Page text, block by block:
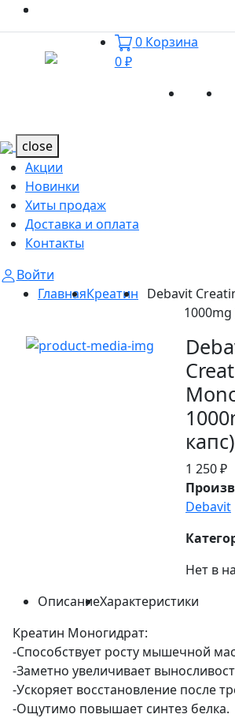
0 Корзина
0 ₽
Акции
close
Акции
Новинки
Хиты продаж
Доставка и оплата
Контакты
Войти
ГлавнаяКреатин Debavit
1000mg
капс)
1 250 ₽
Debavit
Нет в
ОписаниеХарактеристики
Креатин Моногидрат:
-Способствует росту мышечной
-Заметно увеличивает
-Ускоряет восстановление после
-Ощутимо повышает синтез белка.